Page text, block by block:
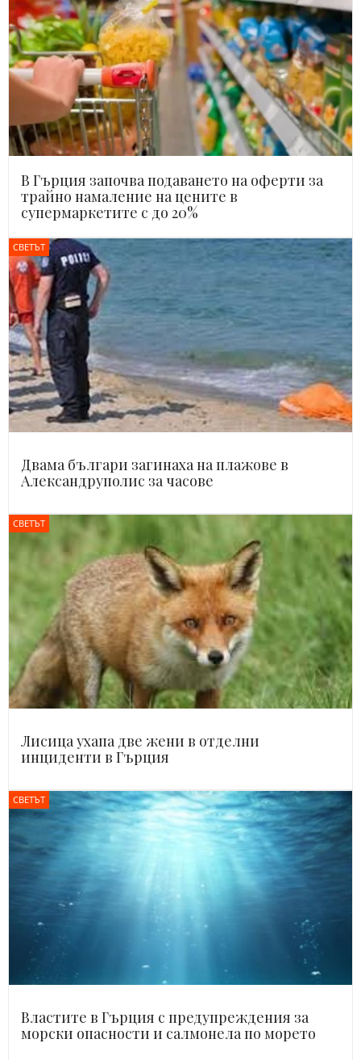
В Гърция започва подаването на оферти за
трайно намаление на цените в
супермаркетите с до 20%
СВЕТЪТ
Двама българи загинаха на плажове в
Александруполис за часове
СВЕТЪТ
Лисица ухапа две жени в отделни
инциденти в Гърция
СВЕТЪТ
Властите в Гърция с предупреждения за
морски опасности и салмонела по морето